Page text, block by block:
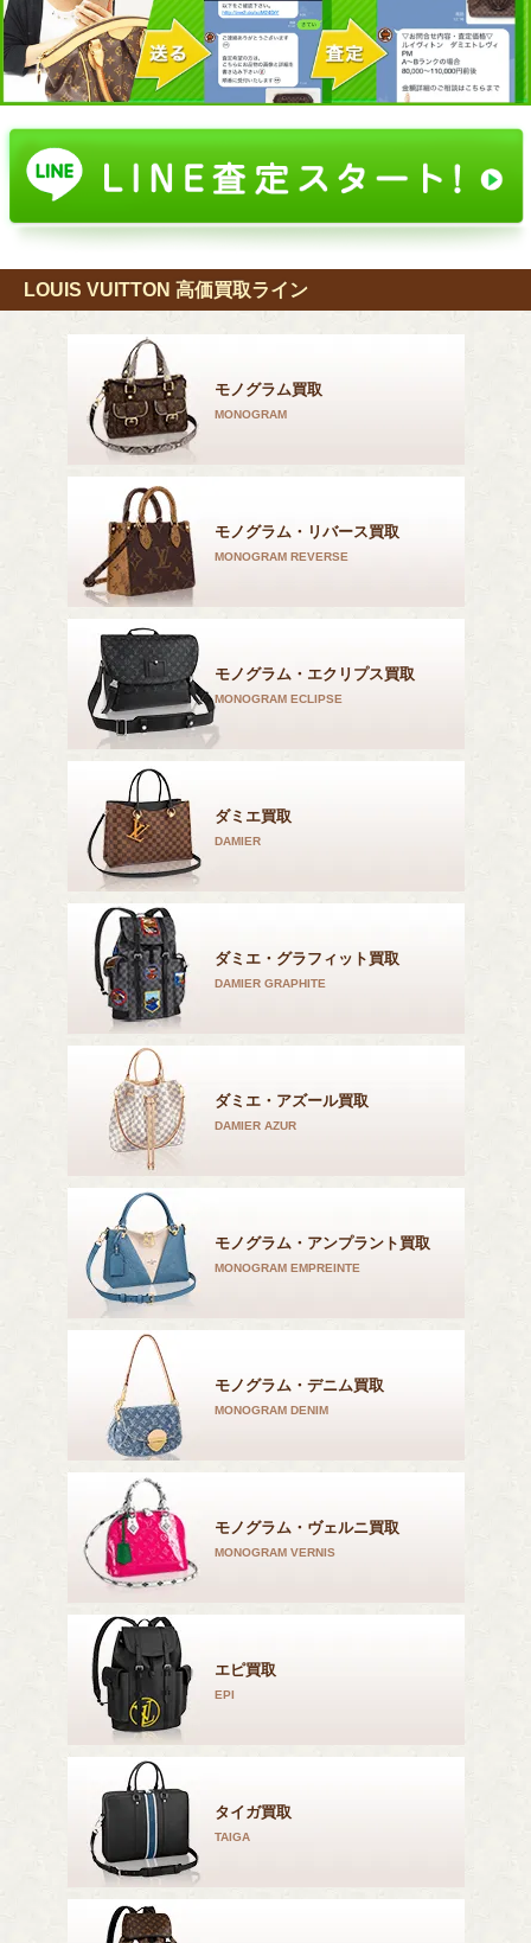
LOUIS VUITTON 高価買取ライン
モノグラム買取
MONOGRAM
モノグラム・リバース買取
MONOGRAM REVERSE
モノグラム・エクリプス買取
MONOGRAM ECLIPSE
ダミエ買取
DAMIER
ダミエ・グラフィット買取
DAMIER GRAPHITE
ダミエ・アズール買取
DAMIER AZUR
モノグラム・アンプラント買取
MONOGRAM EMPREINTE
モノグラム・デニム買取
MONOGRAM DENIM
モノグラム・ヴェルニ買取
MONOGRAM VERNIS
エピ買取
EPI
タイガ買取
TAIGA